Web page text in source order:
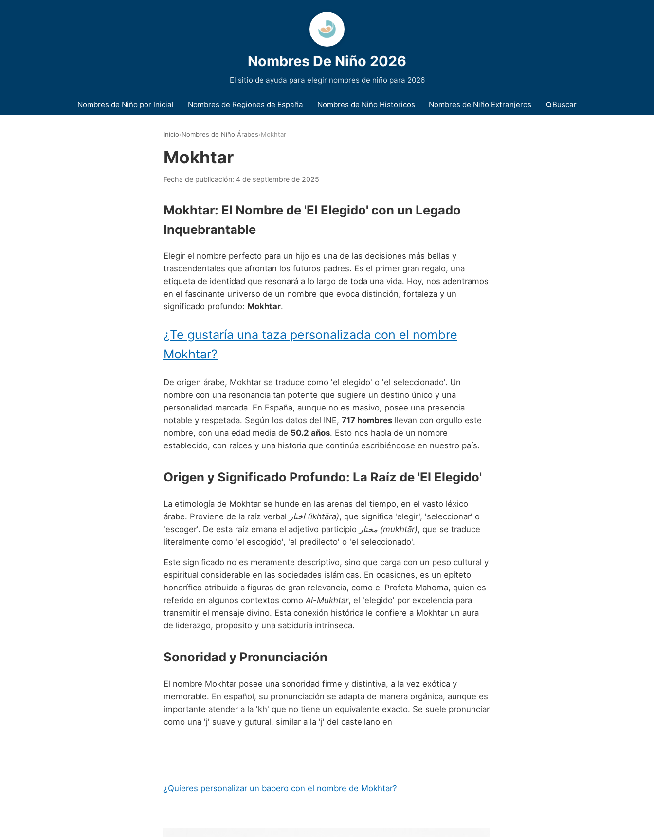
Nombres De Niño 2026
El sitio de ayuda para elegir nombres de niño para 2026
Nombres de Niño por Inicial Nombres de Regiones de España Nombres de Niño Historicos Nombres de Niño Extranjeros Buscar
Inicio›Nombres de Niño Árabes›Mokhtar
Mokhtar
Fecha de publicación: 4 de septiembre de 2025
Mokhtar: El Nombre de 'El Elegido' con un Legado
Inquebrantable
Elegir el nombre perfecto para un hijo es una de las decisiones más bellas y
trascendentales que afrontan los futuros padres. Es el primer gran regalo, una
etiqueta de identidad que resonará a lo largo de toda una vida. Hoy, nos adentramos
en el fascinante universo de un nombre que evoca distinción, fortaleza y un
significado profundo: Mokhtar.
¿Te gustaría una taza personalizada con el nombre
Mokhtar?
De origen árabe, Mokhtar se traduce como 'el elegido' o 'el seleccionado'. Un
nombre con una resonancia tan potente que sugiere un destino único y una
personalidad marcada. En España, aunque no es masivo, posee una presencia
notable y respetada. Según los datos del INE, 717 hombres llevan con orgullo este
nombre, con una edad media de 50.2 años. Esto nos habla de un nombre
establecido, con raíces y una historia que continúa escribiéndose en nuestro país.
Origen y Significado Profundo: La Raíz de 'El Elegido'
La etimología de Mokhtar se hunde en las arenas del tiempo, en el vasto léxico
árabe. Proviene de la raíz verbal
اختار (ikhtāra), que significa 'elegir', 'seleccionar' o
'escoger'. De esta raíz emana el adjetivo participio
مختار (mukhtār), que se traduce
literalmente como 'el escogido', 'el predilecto' o 'el seleccionado'.
Este significado no es meramente descriptivo, sino que carga con un peso cultural y
espiritual considerable en las sociedades islámicas. En ocasiones, es un epíteto
honorífico atribuido a figuras de gran relevancia, como el Profeta Mahoma, quien es
referido en algunos contextos como Al-Mukhtar, el 'elegido' por excelencia para
transmitir el mensaje divino. Esta conexión histórica le confiere a Mokhtar un aura
de liderazgo, propósito y una sabiduría intrínseca.
Sonoridad y Pronunciación
El nombre Mokhtar posee una sonoridad firme y distintiva, a la vez exótica y
memorable. En español, su pronunciación se adapta de manera orgánica, aunque es
importante atender a la 'kh' que no tiene un equivalente exacto. Se suele pronunciar
como una 'j' suave y gutural, similar a la 'j' del castellano en
¿Quieres personalizar un babero con el nombre de Mokhtar?